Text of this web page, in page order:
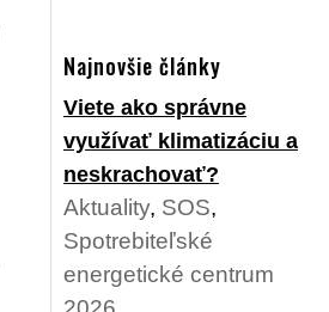
Najnovšie články
Viete ako správne
využívať klimatizáciu a
neskrachovať?
Aktuality, SOS,
Spotrebiteľské
energetické centrum